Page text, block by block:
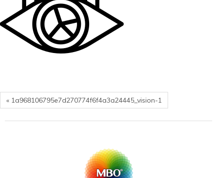
« 1a968106795e7d270774f6f4a3a24445_vision-1